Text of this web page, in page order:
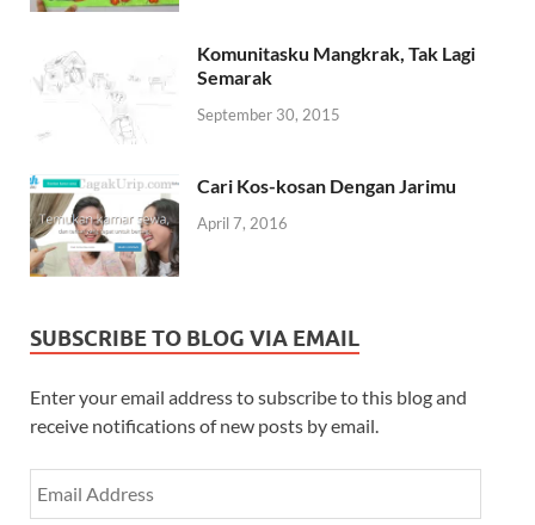
Komunitasku Mangkrak, Tak Lagi
Semarak
September 30, 2015
Cari Kos-kosan Dengan Jarimu
April 7, 2016
SUBSCRIBE TO BLOG VIA EMAIL
Enter your email address to subscribe to this blog and
receive notifications of new posts by email.